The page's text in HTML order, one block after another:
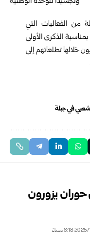
من الفعاليات التي
الذكرى الأولى
خلالها تطلعاتهم إلى
في جبلة
حوران يزورون